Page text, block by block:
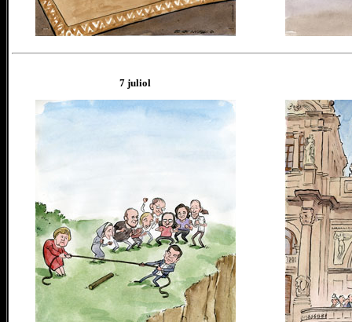
7 juliol